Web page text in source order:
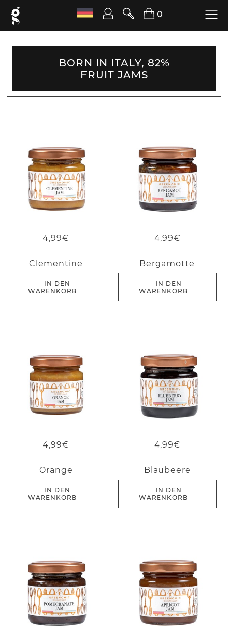
0
BORN IN ITALY, 82%
FRUIT JAMS
4,99€
Clementine
IN DEN
WARENKORB
4,99€
Bergamotte
IN DEN
WARENKORB
4,99€
Orange
IN DEN
WARENKORB
4,99€
Blaubeere
IN DEN
WARENKORB